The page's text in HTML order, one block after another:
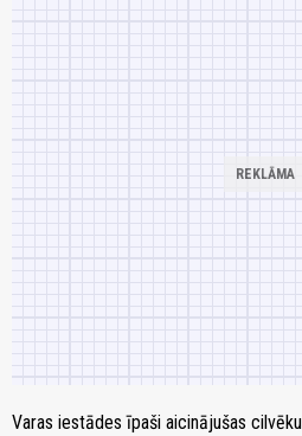
Varas iestādes īpaši aicinājušas